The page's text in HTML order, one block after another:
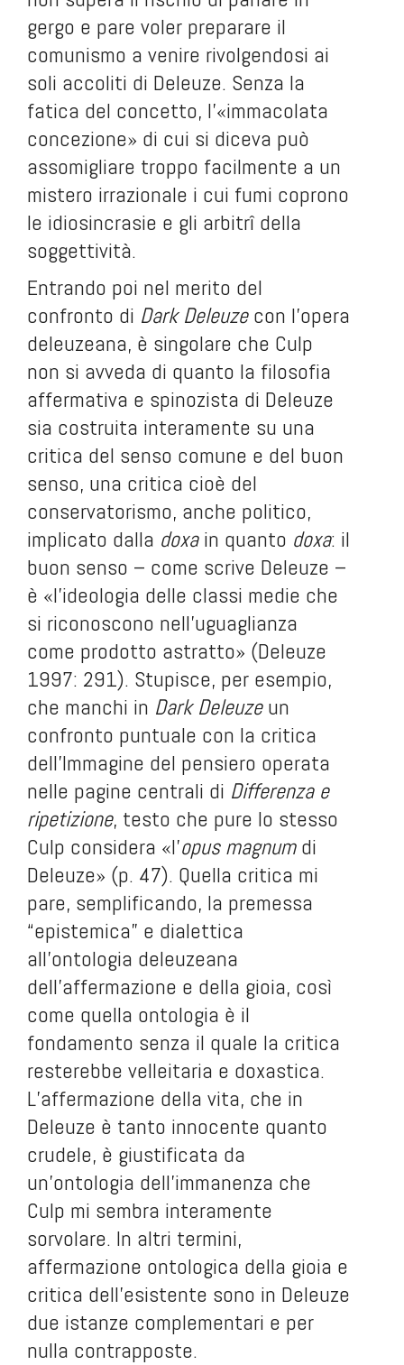
gergo e pare voler preparare il
comunismo a venire rivolgendosi ai
soli accoliti di Deleuze. Senza la
fatica del concetto, l’«immacolata
concezione» di cui si diceva può
assomigliare troppo facilmente a un
mistero irrazionale i cui fumi coprono
le idiosincrasie e gli arbitrî della
soggettività.
Entrando poi nel merito del
confronto di Dark Deleuzecon l’opera
deleuzeana, è singolare che Culp
non si avveda di quanto la filosofia
affermativa e spinozista di Deleuze
sia costruita interamente su una
critica del senso comune e del buon
senso, una critica cioè del
conservatorismo, anche politico,
implicato dalla doxain quanto doxa: il
buon senso – come scrive Deleuze –
è «l’ideologia delle classi medie che
si riconoscono nell’uguaglianza
come prodotto astratto» (Deleuze
1997: 291). Stupisce, per esempio,
che manchi in Dark Deleuzeun
confronto puntuale con la critica
dell’Immagine del pensiero operata
nelle pagine centrali di Differenza e
ripetizione, testo che pure lo stesso
Culp considera «l’opus magnumdi
Deleuze» (p. 47). Quella critica mi
pare, semplificando, la premessa
“epistemica” e dialettica
all’ontologia deleuzeana
dell’affermazione e della gioia, così
come quella ontologia è il
fondamento senza il quale la critica
resterebbe velleitaria e doxastica.
L’affermazione della vita, che in
Deleuze è tanto innocente quanto
crudele, è giustificata da
un’ontologia dell’immanenza che
Culp mi sembra interamente
sorvolare. In altri termini,
affermazione ontologica della gioia e
critica dell’esistente sono in Deleuze
due istanze complementari e per
nulla contrapposte.